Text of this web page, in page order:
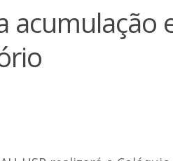
acumulação